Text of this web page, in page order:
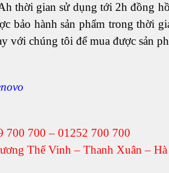
thời gian sử dụng tới 2h đồng
bảo hành sản phẩm trong thời
với chúng tôi để mua được sản
700 700 – 01252 700 700
Thế Vinh – Thanh Xuân –